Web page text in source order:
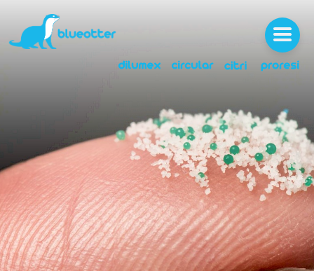
SERVIÇOS
NOTÍCIAS
LICENÇAS
MEDIA
CARREIRAS